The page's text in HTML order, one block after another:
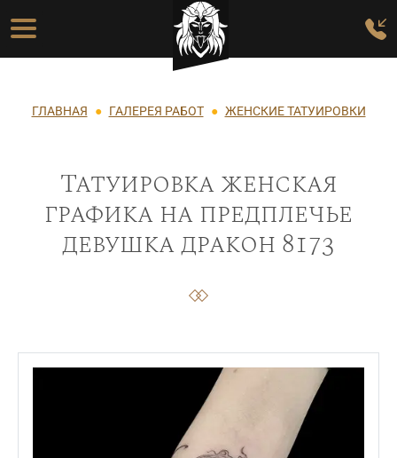
Перейти к основному содержанию
Основная навигация
Строка навигации
ГЛАВНАЯ ГАЛЕРЕЯ РАБОТ ЖЕНСКИЕ ТАТУИРОВКИ
Татуировка женская
графика на предплечье
девушка дракон 8173